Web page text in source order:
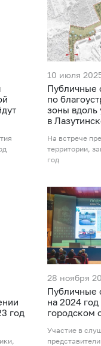
10 июля
Публичные
по
зоны вдоль
в
На встрече
территории,
год
год
28 ноября
Публичные
на 2024
городском
Участие в